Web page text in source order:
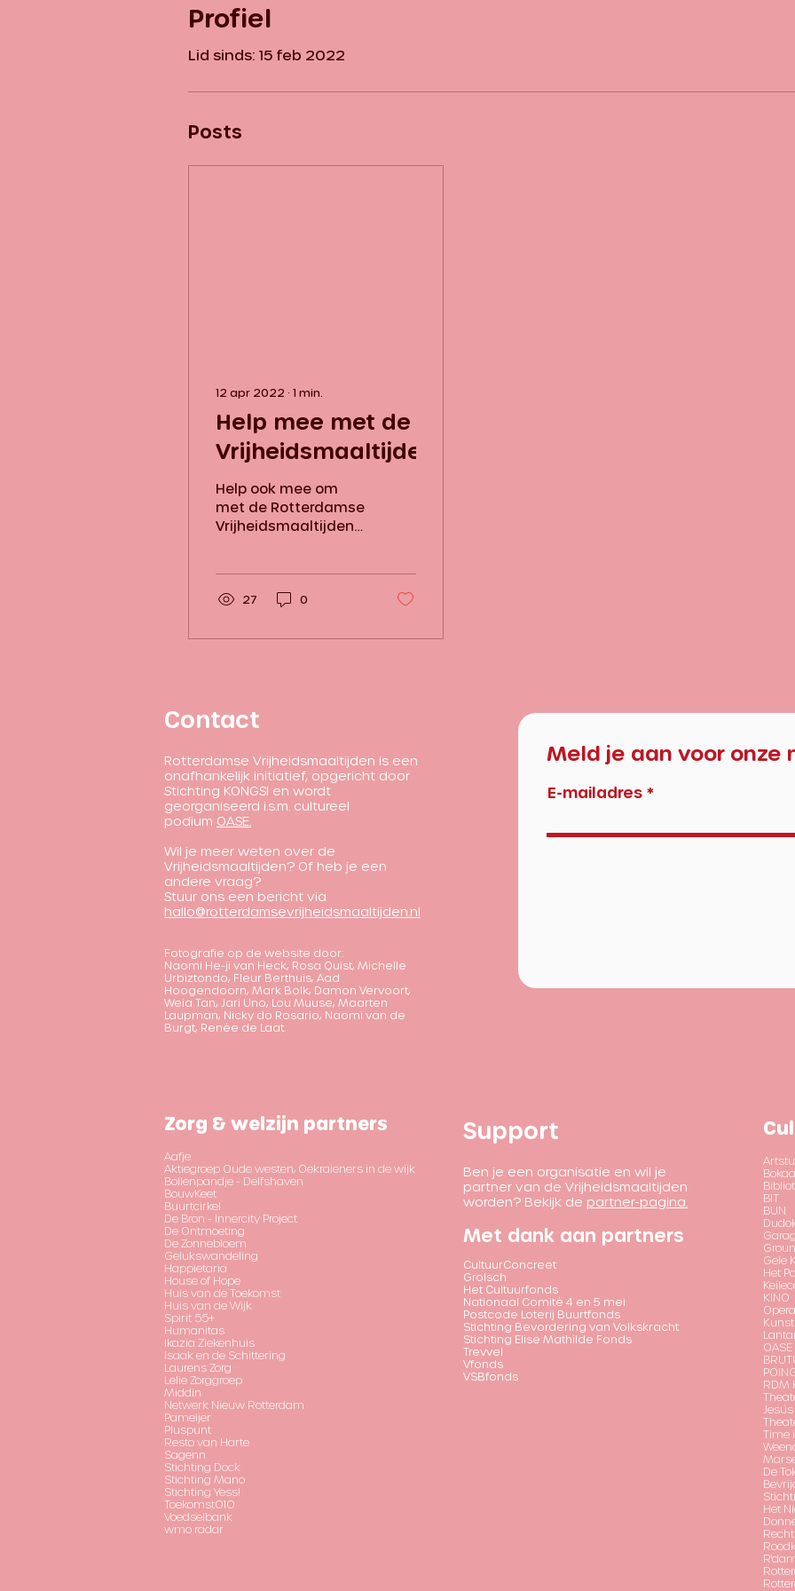
Profiel
Lid sinds: 15 feb 2022
Posts
12 apr 2022 ∙ 1 min.
Help mee met de
Vrijheidsmaaltijden
Help ook mee om
met de Rotterdamse
Vrijheidsmaaltijden
zoeken we
27 0
Contact
Rotterdamse Vrijheidsmaaltijden is een
onafhankelijk initiatief, opgericht door
Stichting KONGSI en wordt
georganiseerd i.s.m. cultureel
podium OASE.
Wil je meer weten over de
Vrijheidsmaaltijden? Of heb je een
andere vraag?
Stuur ons een bericht via
hallo@rotterdamsevrijheidsmaaltijden.nl
Fotografie op de website door:
Naomi He-ji van Heck, Rosa Quist, Michelle
Urbiztondo, Fleur Berthuis, Aad
Hoogendoorn, Mark Bolk, Damon Vervoort,
Weia Tan, Jari Uno, Lou Muuse, Maarten
Laupman, Nicky do Rosario, Naomi van de
Burgt, Renée de Laat.
Meld je aan voor onze
E-mailadres
Zorg & welzijn partners
Aafje
Aktiegroep Oude westen, Oekraieners in de wijk
Bollenpandje - Delfshaven
BouwKeet
Buurtcirkel
De Bron - Innercity Project
De Ontmoeting
De Zonnebloem
Gelukswandeling
Happietaria
House of Hope
Huis van de Toekomst
Huis van de Wijk
Spirit 55+
Humanitas
Ikazia Ziekenhuis
Isaak en de Schittering
Laurens Zorg
Lelie Zorggroep
Middin
Netwerk Nieuw Rotterdam
Pameijer
Pluspunt
Resto van Harte
Sagenn
Stichting Dock
Stichting Mano
Stichting Yess!
Toekomst010
Voedselbank
wmo radar
Support
Ben je een organisatie en wil je
partner van de Vrijheidsmaaltijden
worden? Bekijk de partner-pagina.
Met dank aan partners
CultuurConcreet
Grolsch
Het Cultuurfonds
Nationaal Comité 4 en 5 mei
Postcode Loterij Buurtfonds
Stichting Bevordering van Volkskracht
Stichting Elise Mathilde Fonds
Trevvel
Vfonds
VSBfonds
BIT
BUN
Gele
Het
KINO
OASE
RDM
Time
De
Het